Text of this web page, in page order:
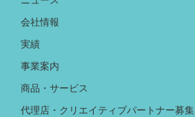
会社情報
実績
事業案内
商品・サービス
代理店・クリエイティブパートナー募集